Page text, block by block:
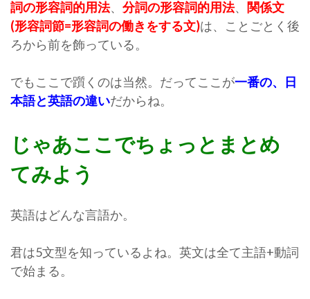
詞の形容詞的用法、 分詞の形容詞的用法、 関係文
(形容詞節=形容詞の働きをする文)は、ことごとく後
ろから前を飾っている。
でもここで躓くのは当然。だってここが一番の、日
本語と英語の違いだからね。
じゃあここでちょっとまとめ
てみよう
英語はどんな言語か。
君は5文型を知っているよね。英文は全て主語+動詞
で始まる。